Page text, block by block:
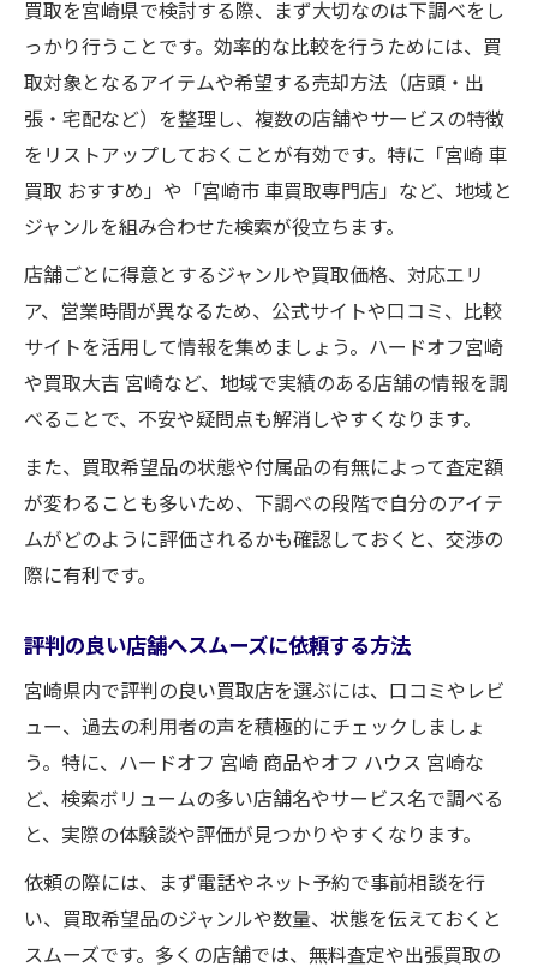
買取を宮崎県で検討する際、まず大切なのは下調べをし
っかり行うことです。効率的な比較を行うためには、買
取対象となるアイテムや希望する売却方法（店頭・出
張・宅配など）を整理し、複数の店舗やサービスの特徴
をリストアップしておくことが有効です。特に「宮崎 車
買取 おすすめ」や「宮崎市 車買取専門店」など、地域と
ジャンルを組み合わせた検索が役立ちます。
店舗ごとに得意とするジャンルや買取価格、対応エリ
ア、営業時間が異なるため、公式サイトや口コミ、比較
サイトを活用して情報を集めましょう。ハードオフ宮崎
や買取大吉 宮崎など、地域で実績のある店舗の情報を調
べることで、不安や疑問点も解消しやすくなります。
また、買取希望品の状態や付属品の有無によって査定額
が変わることも多いため、下調べの段階で自分のアイテ
ムがどのように評価されるかも確認しておくと、交渉の
際に有利です。
評判の良い店舗へスムーズに依頼する方法
宮崎県内で評判の良い買取店を選ぶには、口コミやレビ
ュー、過去の利用者の声を積極的にチェックしましょ
う。特に、ハードオフ 宮崎 商品やオフ ハウス 宮崎な
ど、検索ボリュームの多い店舗名やサービス名で調べる
と、実際の体験談や評価が見つかりやすくなります。
依頼の際には、まず電話やネット予約で事前相談を行
い、買取希望品のジャンルや数量、状態を伝えておくと
スムーズです。多くの店舗では、無料査定や出張買取の